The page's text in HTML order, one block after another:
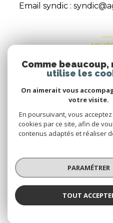
Email syndic :
Nous
Nos honoraires
Nos
Politique
Comme beaucoup,
utilise les
On aimerait vous
votre visite.
En poursuivant, vous
cookies par ce site, afin de
contenus adaptés et réaliser
PARAMÉTRER
TOUT